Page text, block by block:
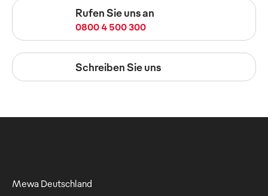
Rufen Sie uns an
0800 4 500 300
Schreiben Sie uns
Mewa Deutschland